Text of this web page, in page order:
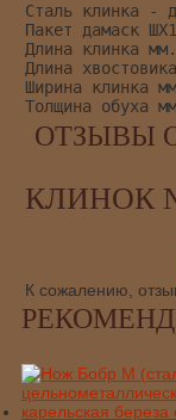
Сталь клинка -
Пакет дамаск
Длина клинка мм.
Длина
Ширина клинка
Толщина обуха
ОТЗЫВЫ
КЛИНОК
К сожалению,